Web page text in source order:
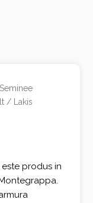
Seminee
/ Lakis
produs in